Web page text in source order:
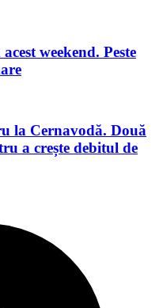
weekend. Peste
la Cernavodă. Două
a crește debitul de